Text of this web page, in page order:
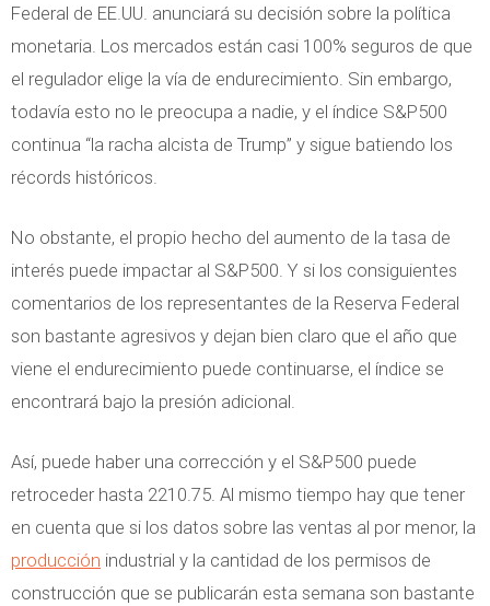
Federal de EE.UU. anunciará su decisión sobre la política
monetaria. Los mercados están casi 100% seguros de que
el regulador elige la vía de endurecimiento. Sin embargo,
todavía esto no le preocupa a nadie, y el índice S&P500
continua “la racha alcista de Trump” y sigue batiendo los
récords históricos.
No obstante, el propio hecho del aumento de la tasa de
interés puede impactar al S&P500. Y si los consiguientes
comentarios de los representantes de la Reserva Federal
son bastante agresivos y dejan bien claro que el año que
viene el endurecimiento puede continuarse, el índice se
encontrará bajo la presión adicional.
Así, puede haber una corrección y el S&P500 puede
retroceder hasta 2210.75. Al mismo tiempo hay que tener
en cuenta que si los datos sobre las ventas al por menor, la
producción industrial y la cantidad de los permisos de
construcción que se publicarán esta semana son bastante